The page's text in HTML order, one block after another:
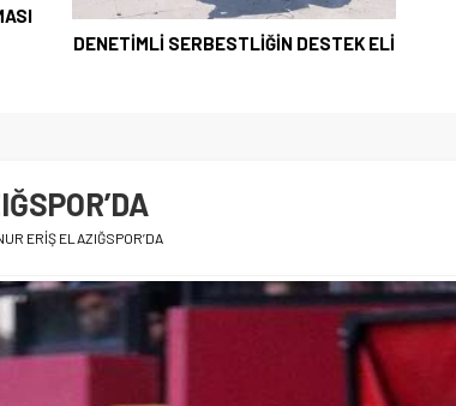
DENETİMLİ SERBESTLİĞİN DESTEK ELİ
ERİŞ ELAZIĞSPOR’DA